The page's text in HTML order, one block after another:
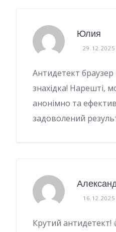
Юлия
29.12.2025
Антидетект
знахідка! Нарешті,
анонімно та
задоволений
16.12.2025
Крутий антидетект!